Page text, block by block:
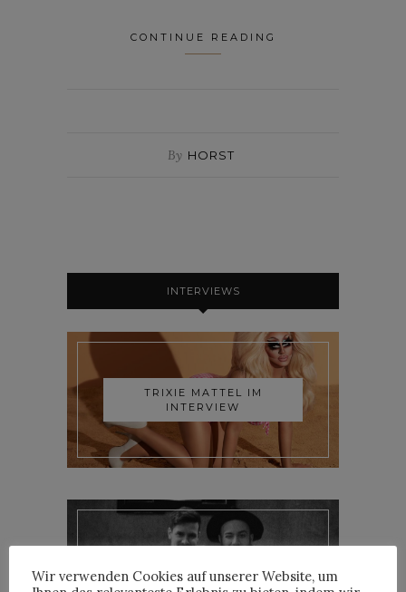
CONTINUE READING
By HORST
INTERVIEWS
TRIXIE MATTEL IM
INTERVIEW
WOODKID IM INTERVIEW
Wir verwenden Cookies auf unserer Website, um